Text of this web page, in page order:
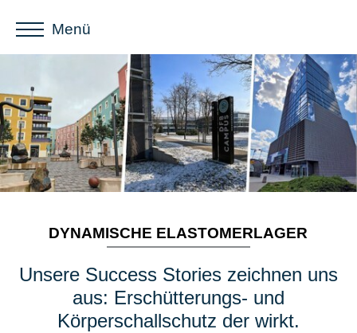
DYNAMISCHE ELASTOMERLAGER
Unsere Success Stories zeichnen uns
aus: Erschütterungs- und
Körperschallschutz der wirkt.
Menü